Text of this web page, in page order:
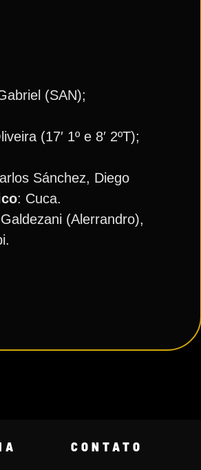
(SAN);
(17′ 1º e 8′ 2ºT);
Sánchez, Diego
: Cuca.
(Alerrandro),
CONTATO